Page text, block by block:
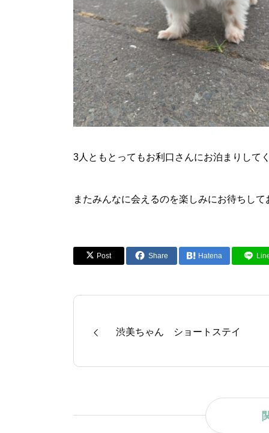
3人ともとってもお利口さんにお泊まりして
またみんなに会えるのを楽しみにお待ちして
Post Share Hatena
渋美ちゃん ショートステイ